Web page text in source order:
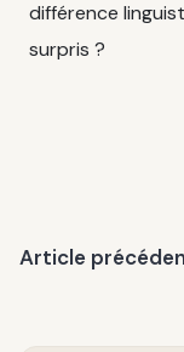
différence
surpris ?
Article